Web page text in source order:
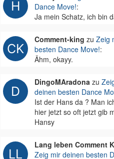
Dance Move!:
Ja mein Schatz, ich bin
Comment-king zu Zeig
besten Dance Move!:
Ähm, okayy.
DingoMAradonazu
deinen besten Dance
Ist der Hans da ? Man
hier jetzt so oft jetzt gib
Hansy
Lang leben Comment
Zeig mir deinen besten